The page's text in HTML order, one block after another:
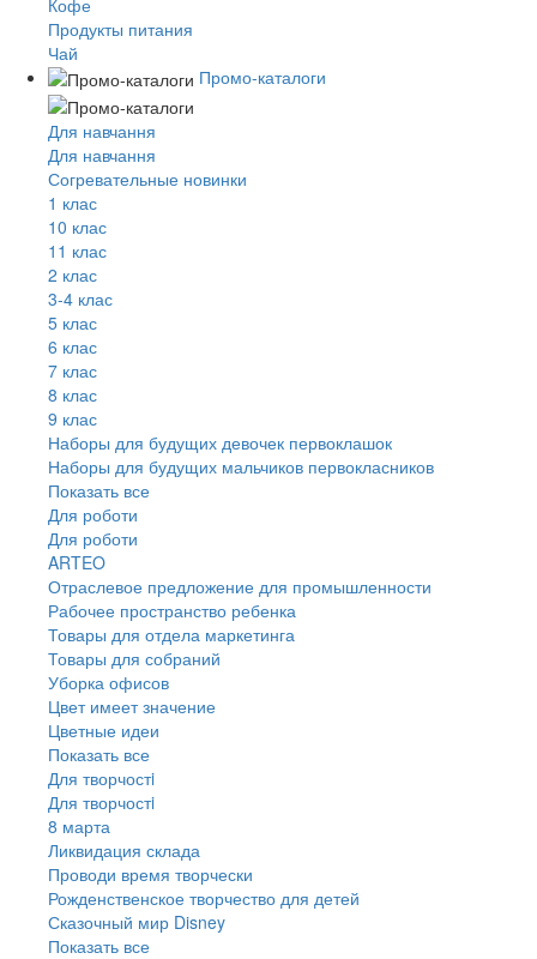
Кофе
Продукты питания
Чай
Промо-каталоги
Для навчання
Для навчання
Согревательные новинки
1 клас
10 клас
11 клас
2 клас
3-4 клас
5 клас
6 клас
7 клас
8 клас
9 клас
Наборы для будущих девочек первоклашок
Наборы для будущих мальчиков первокласников
Показать все
Для роботи
Для роботи
ARTEO
Отраслевое предложение для промышленности
Рабочее пространство ребенка
Товары для отдела маркетинга
Товары для собраний
Уборка офисов
Цвет имеет значение
Цветные идеи
Показать все
Для творчостi
Для творчостi
8 марта
Ликвидация склада
Проводи время творчески
Рожденственское творчество для детей
Сказочный мир Disney
Показать все